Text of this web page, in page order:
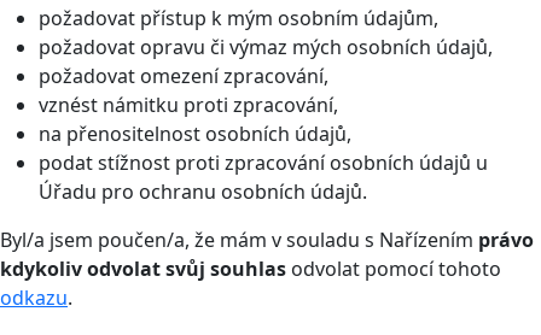
požadovat přístup k mým osobním údajům,
požadovat opravu či výmaz mých osobních údajů,
požadovat omezení zpracování,
vznést námitku proti zpracování,
na přenositelnost osobních údajů,
podat stížnost proti zpracování osobních údajů u
Úřadu pro ochranu osobních údajů.
Byl/a jsem poučen/a, že mám v souladu s Nařízením právo
kdykoliv odvolat svůj souhlas odvolat pomocí tohoto
odkazu.